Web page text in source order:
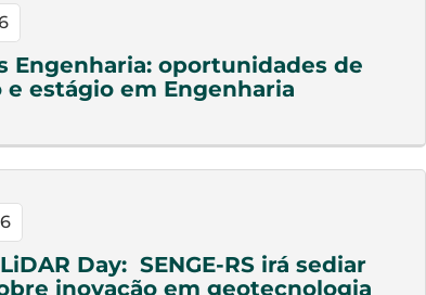
Engenharia: oportunidades de
estágio em Engenharia
Day: SENGE-RS irá sediar
inovação em geotecnologia